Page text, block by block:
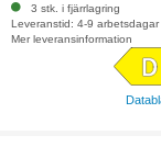
3 stk. i fjärrlagring
Leveranstid: 4-9 arbetsdagar
Mer leveransinformation